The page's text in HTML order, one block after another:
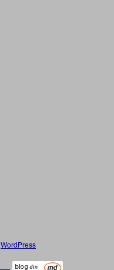
WordPress